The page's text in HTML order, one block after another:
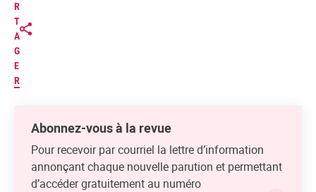
R
T
A
G
E
R
Abonnez-vous à la revue
Pour recevoir par courriel la lettre d’information
annonçant chaque nouvelle parution et permettant
d’accéder gratuitement au numéro